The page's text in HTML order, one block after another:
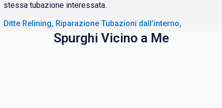
stessa tubazione interessata.
Ditte Relining, Riparazione Tubazioni dall’interno,
Spurghi Vicino a Me